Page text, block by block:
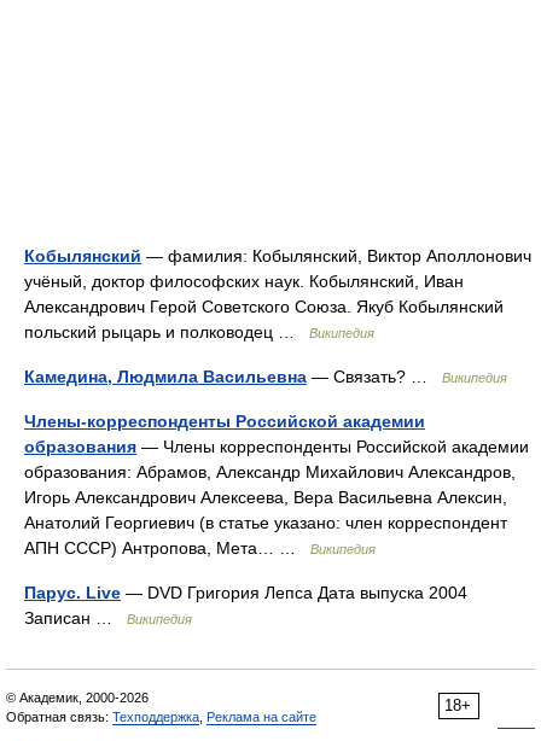
Кобылянский — фамилия: Кобылянский, Виктор Аполлонович
учёный, доктор философских наук. Кобылянский, Иван
Александрович Герой Советского Союза. Якуб Кобылянский
польский рыцарь и полководец …
Википедия
Камедина, Людмила Васильевна — Связать? … Википедия
Члены-корреспонденты Российской академии
образования — Члены корреспонденты Российской академии
образования: Абрамов, Александр Михайлович Александров,
Игорь Александрович Алексеева, Вера Васильевна Алексин,
Анатолий Георгиевич (в статье указано: член корреспондент
АПН СССР) Антропова, Мета… …
Википедия
Парус. Live — DVD Григория Лепса Дата выпуска 2004
Записан …
Википедия
18+
© Академик, 2000-2026
Обратная связь: Техподдержка Реклама на сайте